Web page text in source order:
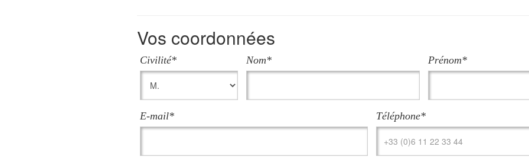
Vos coordonnées
Civilité* Nom* Prénom*
E-mail* Téléphone*